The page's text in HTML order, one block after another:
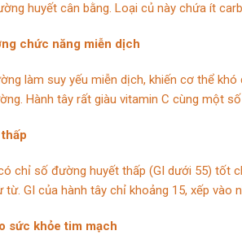
huyết cân bằng. Loại củ này chứa ít
chức năng miễn dịch
làm suy yếu miễn dịch, khiến cơ thể
Hành tây rất giàu vitamin C cùng một
chỉ số đường huyết thấp (GI dưới 55) tốt
từ. GI của hành tây chỉ khoảng 15, xếp
sức khỏe tim mạch